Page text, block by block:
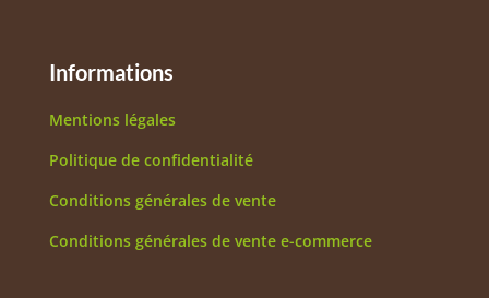
Informations
Mentions légales
Politique de confidentialité
Conditions générales de vente
Conditions générales de vente e-commerce